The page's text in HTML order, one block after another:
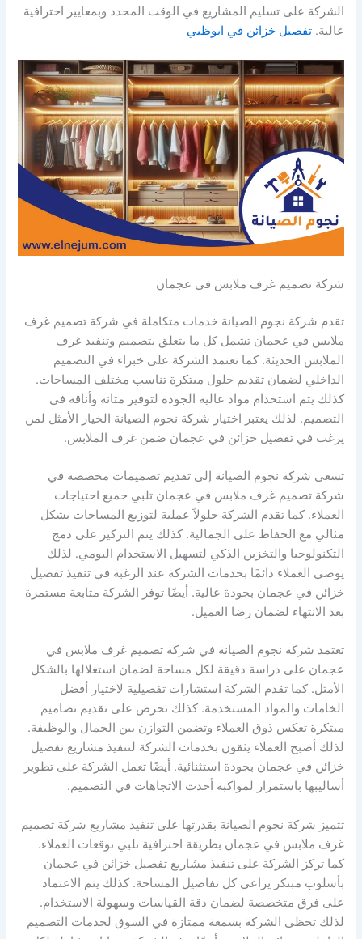
الشركة على تسليم المشاريع في الوقت المحدد وبمعايير احترافية
عالية.تفصيل خزائن في ابوظبي
شركة تصميم غرف ملابس في عجمان
تقدم شركة نجوم الصيانة خدمات متكاملة في شركة تصميم غرف
ملابس في عجمان تشمل كل ما يتعلق بتصميم وتنفيذ غرف
الملابس الحديثة. كما تعتمد الشركة على خبراء في التصميم
الداخلي لضمان تقديم حلول مبتكرة تناسب مختلف المساحات.
كذلك يتم استخدام مواد عالية الجودة لتوفير متانة وأناقة في
التصميم. لذلك يعتبر اختيار شركة نجوم الصيانة الخيار الأمثل لمن
يرغب في تفصيل خزائن في عجمان ضمن غرف الملابس.
تسعى شركة نجوم الصيانة إلى تقديم تصميمات مخصصة في
شركة تصميم غرف ملابس في عجمان تلبي جميع احتياجات
العملاء. كما تقدم الشركة حلولاً عملية لتوزيع المساحات بشكل
مثالي مع الحفاظ على الجمالية. كذلك يتم التركيز على دمج
التكنولوجيا والتخزين الذكي لتسهيل الاستخدام اليومي. لذلك
يوصي العملاء دائمًا بخدمات الشركة عند الرغبة في تنفيذ تفصيل
خزائن في عجمان بجودة عالية. أيضًا توفر الشركة متابعة مستمرة
بعد الانتهاء لضمان رضا العميل.
تعتمد شركة نجوم الصيانة في شركة تصميم غرف ملابس في
عجمان على دراسة دقيقة لكل مساحة لضمان استغلالها بالشكل
الأمثل. كما تقدم الشركة استشارات تفصيلية لاختيار أفضل
الخامات والمواد المستخدمة. كذلك تحرص على تقديم تصاميم
مبتكرة تعكس ذوق العملاء وتضمن التوازن بين الجمال والوظيفة.
لذلك أصبح العملاء يثقون بخدمات الشركة لتنفيذ مشاريع تفصيل
خزائن في عجمان بجودة استثنائية. أيضًا تعمل الشركة على تطوير
أساليبها باستمرار لمواكبة أحدث الاتجاهات في التصميم.
تتميز شركة نجوم الصيانة بقدرتها على تنفيذ مشاريع شركة تصميم
غرف ملابس في عجمان بطريقة احترافية تلبي توقعات العملاء.
كما تركز الشركة على تنفيذ مشاريع تفصيل خزائن في عجمان
بأسلوب مبتكر يراعي كل تفاصيل المساحة. كذلك يتم الاعتماد
على فرق متخصصة لضمان دقة القياسات وسهولة الاستخدام.
لذلك تحظى الشركة بسمعة ممتازة في السوق لخدمات التصميم